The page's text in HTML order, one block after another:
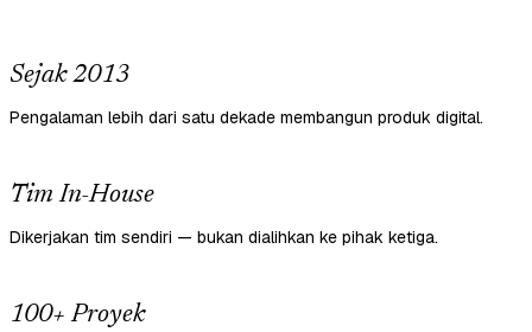
Sejak 2013
Pengalaman lebih dari satu dekade membangun produk digital.
Tim In-House
Dikerjakan tim sendiri — bukan dialihkan ke pihak ketiga.
100+ Proyek